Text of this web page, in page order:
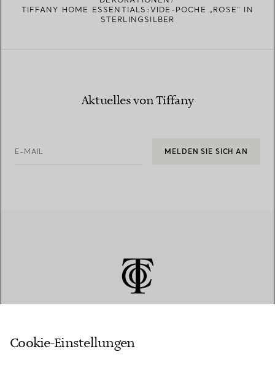
TIFFANY HOME ESSENTIALS:VIDE-POCHE „ROSE“ IN
STERLINGSILBER
Aktuelles von Tiffany
E-MAIL MELDEN SIE SICH AN
KUNDENSERVICE
Cookie-Einstellungen